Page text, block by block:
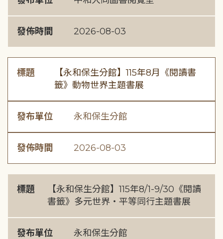
發佈時間 2026-08-03
標題
【永和保生分館】115年8月《閱讀書
籤》動物世界主題書展
發布單位 永和保生分館
發佈時間 2026-08-03
標題
【永和保生分館】115年8/1-9/30《閱讀
書籤》多元世界・平等同行主題書展
發布單位 永和保生分館